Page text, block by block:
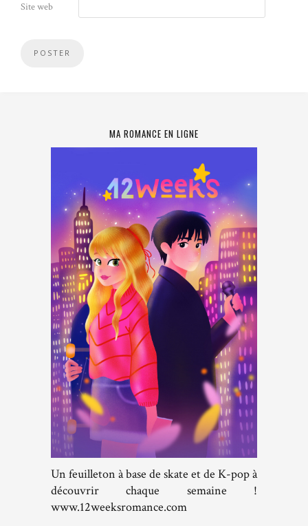
Site web
MA ROMANCE EN LIGNE
Un feuilleton à base de skate et de K-pop à
découvrir chaque semaine !
www.12weeksromance.com